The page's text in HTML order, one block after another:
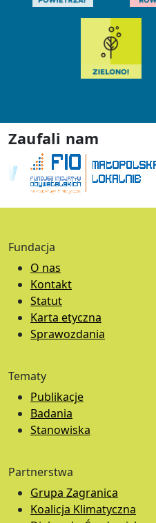
Zaufali nam
Fundacja
O nas
Kontakt
Statut
Karta etyczna
Sprawozdania
Tematy
Publikacje
Badania
Stanowiska
Partnerstwa
Grupa Zagranica
Koalicja Klimatyczna